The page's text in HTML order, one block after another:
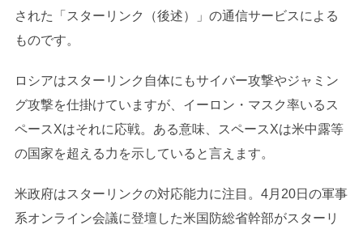
された「スターリンク（後述）」の通信サービスによる
ものです。
ロシアはスターリンク自体にもサイバー攻撃やジャミン
グ攻撃を仕掛けていますが、イーロン・マスク率いるス
ペースXはそれに応戦。ある意味、スペースXは米中露等
の国家を超える力を示していると言えます。
米政府はスターリンクの対応能力に注目。4月20日の軍事
系オンライン会議に登壇した米国防総省幹部がスターリ